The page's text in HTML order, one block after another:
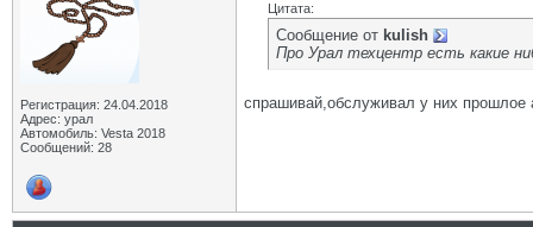
Регистрация: 24.04.2018
Адрес: урал
Автомобиль: Vesta 2018
Сообщений: 28
Цитата:
Сообщение от kulish
Про Урал техцентр есть какие
спрашивай,обслуживал у них прошлое